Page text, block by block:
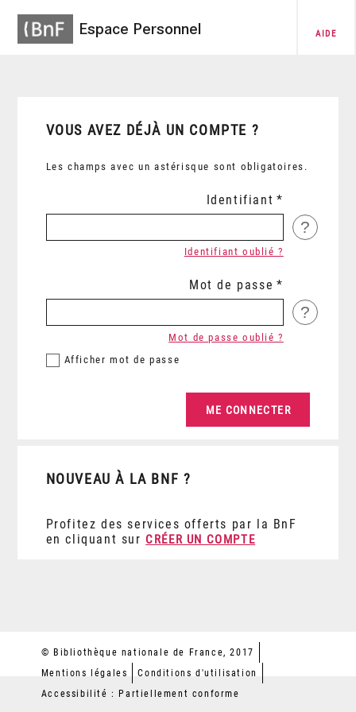
Espace Personnel AIDE
VOUS AVEZ DÉJÀ UN COMPTE ?
Les champs avec un astérisque sont obligatoires.
Identifiant
?
Identifiant oublié ?
Mot de passe
?
Afficher mot de passe
Mot de passe oublié ?
NOUVEAU À LA BNF ?
Profitez des services offerts par la BnF
en cliquant sur CRÉER UN COMPTE
© Bibliothèque nationale de France, 2017
Mentions légales
Conditions d'utilisation
Accessibilité : Partiellement conforme